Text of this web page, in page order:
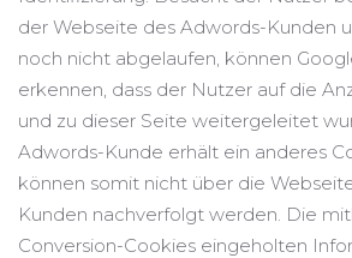
der Webseite des Adwords-Kunden
noch nicht abgelaufen, können
erkennen, dass der Nutzer auf die
und zu dieser Seite weitergeleitet
Adwords-Kunde erhält ein anderes
können somit nicht über die
Kunden nachverfolgt werden. Die
Conversion-Cookies eingeholten